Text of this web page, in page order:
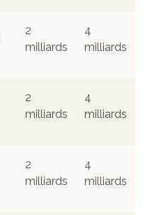
2
milliards
4
milliards
2
milliards
4
milliards
2
milliards
4
milliards